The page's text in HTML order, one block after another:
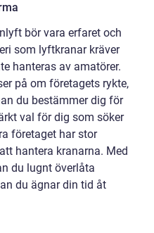
bör vara erfaret och
som lyftkranar kräver
hanteras av amatörer.
på om företagets rykte,
du bestämmer dig för
val för dig som söker
företaget har stor
hantera kranarna. Med
du lugnt överlåta
du ägnar din tid åt